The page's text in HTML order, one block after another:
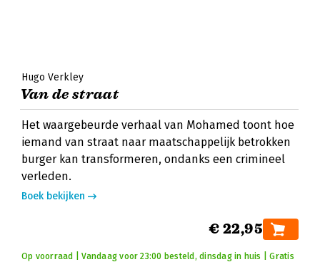
Hugo Verkley
Van de straat
Het waargebeurde verhaal van Mohamed toont hoe
iemand van straat naar maatschappelijk betrokken
burger kan transformeren, ondanks een crimineel
verleden.
Boek bekijken
€ 22,95
Op voorraad | Vandaag voor 23:00 besteld, dinsdag in huis | Gratis